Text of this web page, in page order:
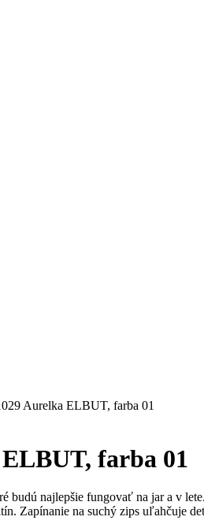
Aurelka ELBUT, farba 01
farba 01
budú najlepšie fungovať na jar a v
Zapínanie na suchý zips uľahčuje